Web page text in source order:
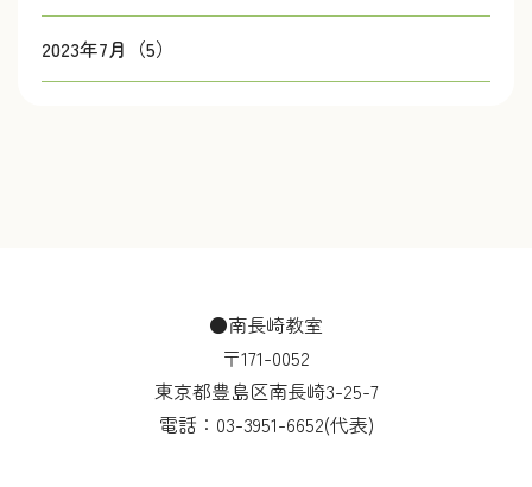
2023年7月（5）
●南長崎教室
〒171-0052
東京都豊島区南長崎3-25-7
電話： 03-3951-6652(代表)